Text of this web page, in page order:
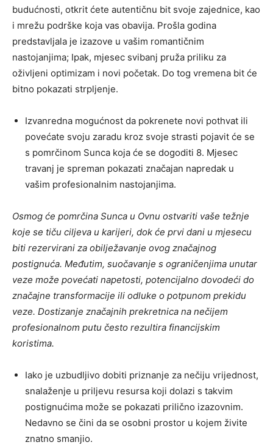
budućnosti, otkrit ćete autentičnu bit svoje zajednice, kao
i mrežu podrške koja vas obavija. Prošla godina
predstavljala je izazove u vašim romantičnim
nastojanjima; Ipak, mjesec svibanj pruža priliku za
oživljeni optimizam i novi početak. Do tog vremena bit će
bitno pokazati strpljenje.
Izvanredna mogućnost da pokrenete novi pothvat ili
povećate svoju zaradu kroz svoje strasti pojavit će se
s pomrčinom Sunca koja će se dogoditi 8. Mjesec
travanj je spreman pokazati značajan napredak u
vašim profesionalnim nastojanjima.
Osmog će pomrčina Sunca u Ovnu ostvariti vaše težnje
koje se tiču ​​ciljeva u karijeri, dok će prvi dani u mjesecu
biti rezervirani za obilježavanje ovog značajnog
postignuća. Međutim, suočavanje s ograničenjima unutar
veze može povećati napetosti, potencijalno dovodeći do
značajne transformacije ili odluke o potpunom prekidu
veze. Dostizanje značajnih prekretnica na nečijem
profesionalnom putu često rezultira financijskim
koristima.
Iako je uzbudljivo dobiti priznanje za nečiju vrijednost,
snalaženje u priljevu resursa koji dolazi s takvim
postignućima može se pokazati prilično izazovnim.
Nedavno se čini da se osobni prostor u kojem živite
znatno smanjio.